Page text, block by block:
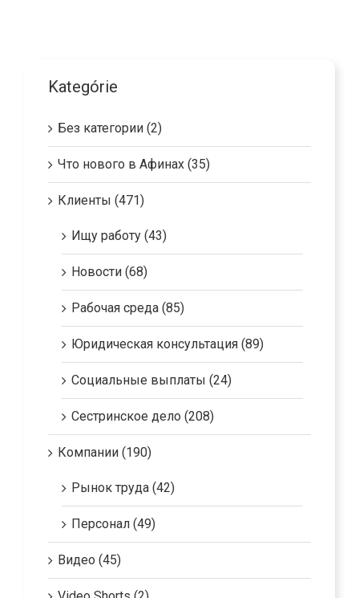
Без категории (2)
Что нового в Афинах (35)
Клиенты (471)
Ищу работу (43)
Новости (68)
Рабочая среда (85)
Юридическая консультация (89)
Социальные выплаты (24)
Сестринское дело (208)
Компании (190)
Рынок труда (42)
Персонал (49)
Видео (45)